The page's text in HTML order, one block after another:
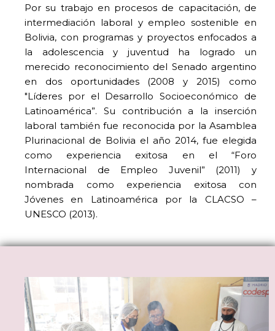
Por su trabajo en procesos de capacitación, de
intermediación laboral y empleo sostenible en
Bolivia, con programas y proyectos enfocados a
la adolescencia y juventud ha logrado un
merecido reconocimiento del Senado argentino
en dos oportunidades (2008 y 2015) como
"Líderes por el Desarrollo Socioeconómico de
Latinoamérica”. Su contribución a la inserción
laboral también fue reconocida por la Asamblea
Plurinacional de Bolivia el año 2014, fue elegida
como experiencia exitosa en el “Foro
Internacional de Empleo Juvenil” (2011) y
nombrada como experiencia exitosa con
Jóvenes en Latinoamérica por la CLACSO –
UNESCO (2013).